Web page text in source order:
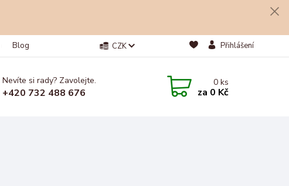
Blog CZK Přihlášení
Nevíte si rady? Zavolejte.
+420 732 488 676
0ks
za 0 Kč